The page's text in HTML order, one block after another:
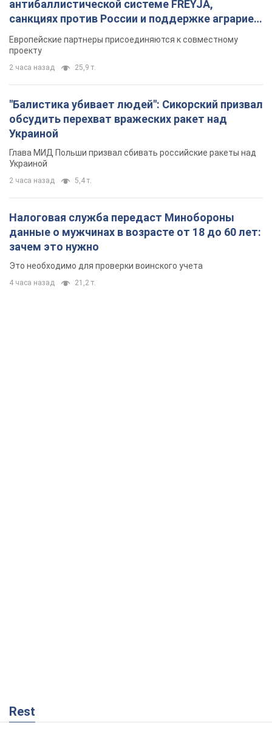
"Защита нашей жизни": Зеленский об
антибаллистической системе FREYJA,
санкциях против России и поддержке аграриев.
Видео
проекту
2 часа назад 25,9 т.
"Балистика убивает людей": Сикорский призвал
обсудить перехват вражеских ракет над
Украиной
Украиной
2 часа назад 5,4 т.
Налоговая служба передаст Минобороны
данные о мужчинах в возрасте от 18 до 60 лет:
зачем это нужно